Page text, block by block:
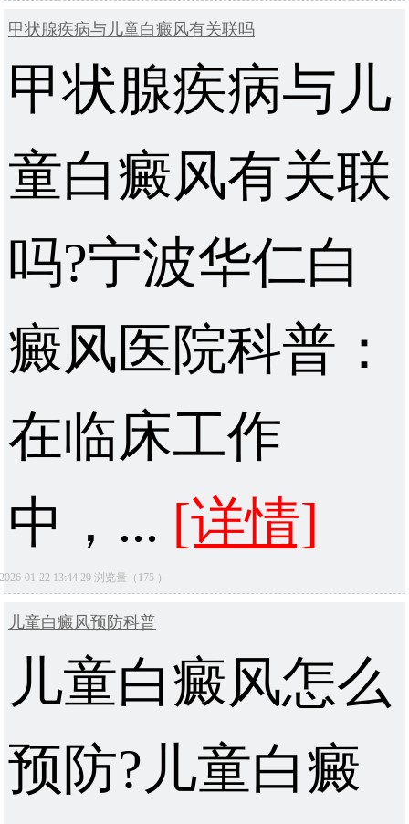
甲状腺疾病与儿童白癜风有关联吗
甲状腺疾病与儿
童白癜风有关联
吗?宁波华仁白
癜风医院科普：
在临床工作
中，... [详情]
01-22 13:44:29 浏览量（175 ）
儿童白癜风预防科普
儿童白癜风怎么
预防?儿童白癜